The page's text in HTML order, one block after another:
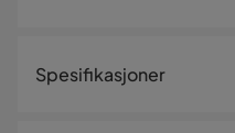
Spesifikasjoner